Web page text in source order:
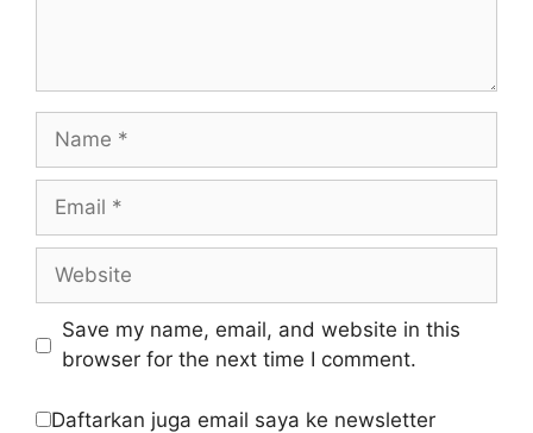
Name
Email
Website
Save my name, email, and website in this
browser for the next time I comment.
Daftarkan juga email saya ke newsletter